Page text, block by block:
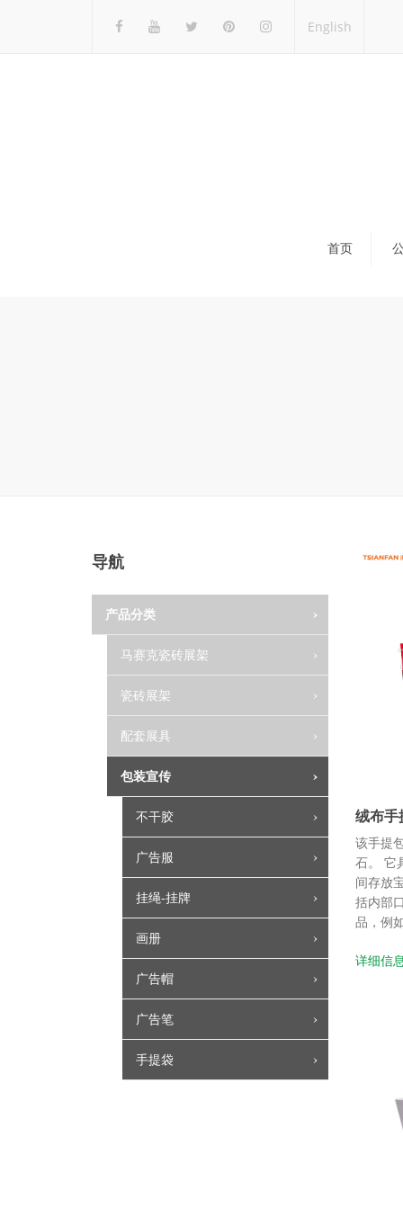
English
首页
导航
产品分类
马赛克瓷砖展架
瓷砖展架
配套展具
包装宣传
不干胶
广告服
挂绳-挂牌
画册
广告帽
广告笔
手提袋
绒布手
该手提
石。 它
间存放
括内部
品，例
详细信